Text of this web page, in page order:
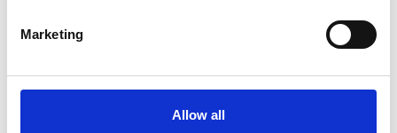
Marketing
Allow all
Wellenkupplungen
Artikel-Nr: GWB AK-300/104
Wiederbeschaffungszeit ca. 7 Woche(n)